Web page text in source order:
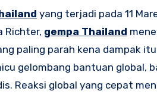
yang terjadi pada 11
Richter, gempa Thailand
paling parah kena dampak
gelombang bantuan global,
Reaksi global yang cepat